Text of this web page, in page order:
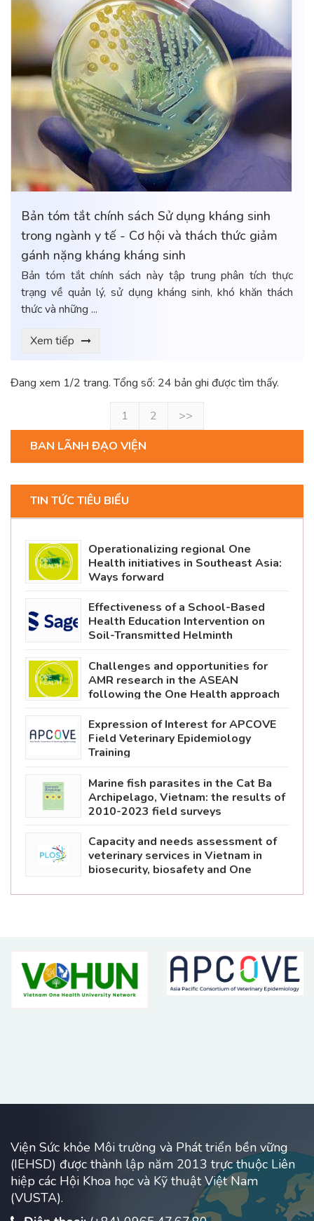
Bản tóm tắt chính sách Sử dụng kháng sinh
trong ngành y tế - Cơ hội và thách thức giảm
gánh nặng kháng kháng sinh
Bản tóm tắt chính sách này tập trung phân tích thực
trạng về quản lý, sử dụng kháng sinh, khó khăn thách
thức và những ...
Xem tiếp
Đang xem 1/2 trang. Tổng số: 24 bản ghi được tìm thấy.
1 2
>>
BAN LÃNH ĐẠO VIỆN
TIN TỨC TIÊU BIỂU
Operationalizing regional One
Health initiatives in Southeast Asia:
Ways forward
Effectiveness of a School-Based
Health Education Intervention on
Soil-Transmitted Helminth
Pupils in Lao PDR
Challenges and opportunities for
AMR research in the ASEAN
following the One Health approach
Expression of Interest for APCOVE
Field Veterinary Epidemiology
Training
Marine fish parasites in the Cat Ba
Archipelago, Vietnam: the results of
2010-2023 field surveys
Capacity and needs assessment of
veterinary services in Vietnam in
biosecurity, biosafety and One
Viện Sức khỏe Môi trường và Phát triển bền vững
(IEHSD) được thành lập năm 2013 trực thuộc Liên
hiệp các Hội Khoa học và Kỹ thuật Việt Nam
(VUSTA).